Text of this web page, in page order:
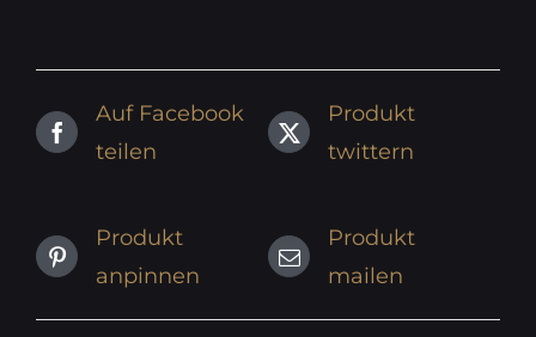
Auf Facebook
teilen
Produkt
twittern
Produkt
anpinnen
Produkt
mailen